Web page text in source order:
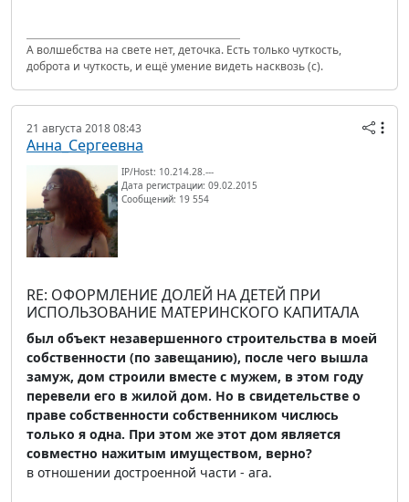
А волшебства на свете нет, деточка. Есть только чуткость,
доброта и чуткость, и ещё умение видеть насквозь (с).
21 августа 2018 08:43
Анна_Сергеевна
IP/Host: 10.214.28.---
Дата регистрации: 09.02.2015
Сообщений: 19 554
RE: ОФОРМЛЕНИЕ ДОЛЕЙ НА ДЕТЕЙ ПРИ
ИСПОЛЬЗОВАНИЕ МАТЕРИНСКОГО КАПИТАЛА
был объект незавершенного строительства в моей
собственности (по завещанию), после чего вышла
замуж, дом строили вместе с мужем, в этом году
перевели его в жилой дом. Но в свидетельстве о
праве собственности собственником числюсь
только я одна. При этом же этот дом является
совместно нажитым имуществом, верно?
в отношении достроенной части - ага.